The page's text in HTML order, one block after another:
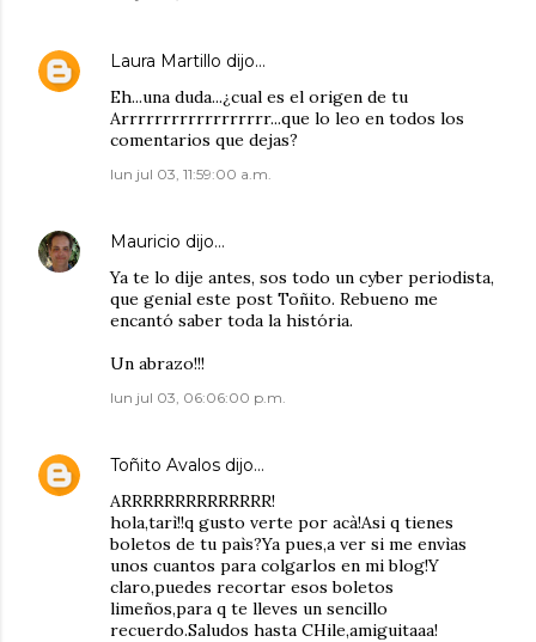
Laura Martillo dijo…
Eh...una duda...¿cual es el origen de tu
Arrrrrrrrrrrrrrrrrr...que lo leo en todos los
comentarios que dejas?
lun jul 03, 11:59:00 a.m.
Mauricio dijo…
Ya te lo dije antes, sos todo un cyber periodista,
que genial este post Toñito. Rebueno me
encantó saber toda la história.
Un abrazo!!!
lun jul 03, 06:06:00 p.m.
Toñito Avalos dijo…
ARRRRRRRRRRRRRR!
hola,tarì!!q gusto verte por acà!Asi q tienes
boletos de tu paìs?Ya pues,a ver si me envìas
unos cuantos para colgarlos en mi blog!Y
claro,puedes recortar esos boletos
limeños,para q te lleves un sencillo
recuerdo.Saludos hasta CHile,amiguitaaa!